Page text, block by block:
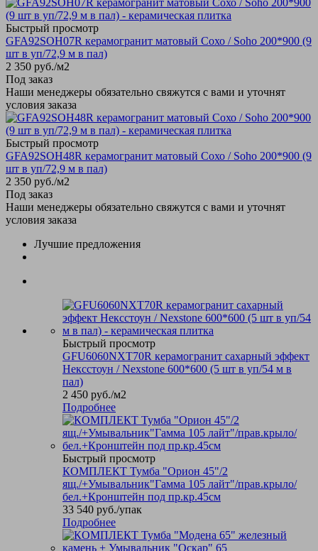
Быстрый просмотр
GFA92SOH07R керамогранит матовый Сохо / Soho 200*900 (9
шт в уп/72,9 м в пал)
2 350 руб./м2
Под заказ
Наши менеджеры обязательно свяжутся с вами и уточнят
условия заказа
Быстрый просмотр
GFA92SOH48R керамогранит матовый Сохо / Soho 200*900 (9
шт в уп/72,9 м в пал)
2 350 руб./м2
Под заказ
Наши менеджеры обязательно свяжутся с вами и уточнят
условия заказа
Лучшие предложения
Быстрый просмотр
GFU6060NXT70R керамогранит сахарный эффект
Нексстоун / Nexstone 600*600 (5 шт в уп/54 м в
пал)
2 450 руб./м2
Подробнее
Быстрый просмотр
КОМПЛЕКТ Тумба "Орион 45"/2
ящ./+Умывальник"Гамма 105 лайт"/прав.крыло/
бел.+Кронштейн под пр.кр.45см
33 540 руб./упак
Подробнее